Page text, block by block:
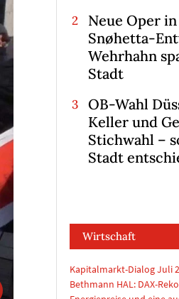
Neue Oper
Snøhetta-
Wehrhahn
Stadt
OB-Wahl
Keller und
Stichwahl –
Stadt
Wirtschaft
Kapitalmarkt-Dialog Juli
Bethmann HAL: DAX-